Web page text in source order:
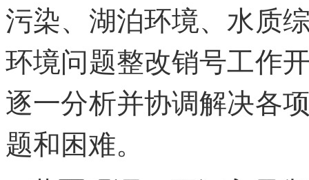
污染、湖泊环境、水质
环境问题整改销号工作
逐一分析并协调解决各
题和困难。